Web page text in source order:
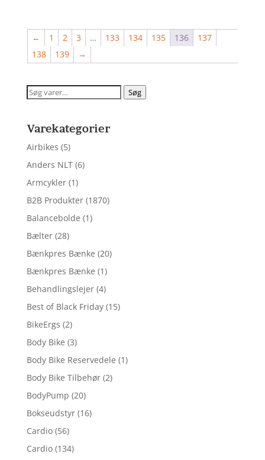
← 1 2 3 … 133 134 135 136
137
138
139 →
Søg
Søg
Varekategorier
Airbikes (5)
Anders NLT (6)
Armcykler (1)
B2B Produkter (1870)
Balancebolde (1)
Bælter (28)
Bænkpres Bænke (20)
Bænkpres Bænke (1)
Behandlingslejer (4)
Best of Black Friday (15)
BikeErgs (2)
Body Bike (3)
Body Bike Reservedele (1)
Body Bike Tilbehør (2)
BodyPump (20)
Bokseudstyr (16)
Cardio (56)
Cardio (134)